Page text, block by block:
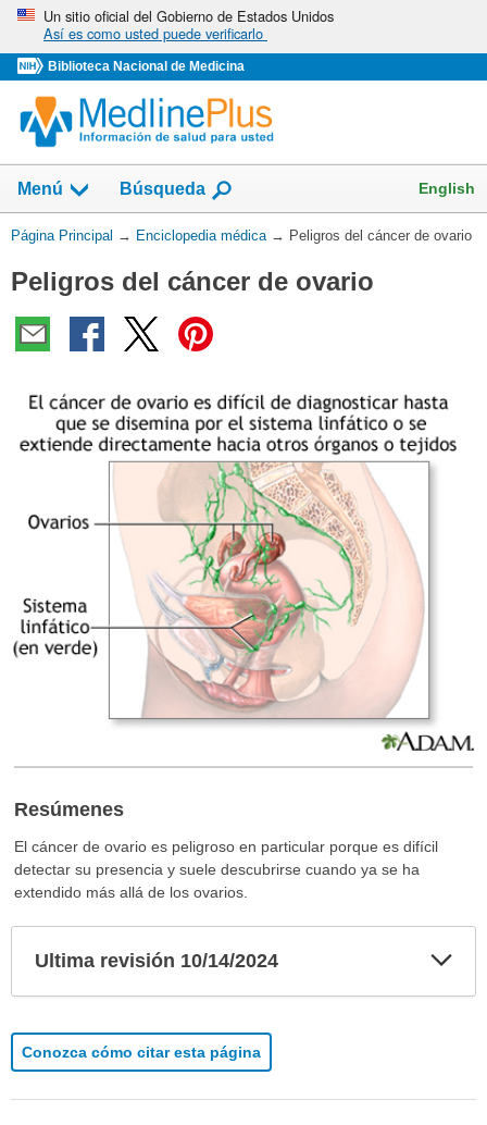
Omita
vaya
al
Contenido
Un sitio oficial del Gobierno de Estados Unidos
Así es como usted puede verificarlo
Biblioteca Nacional de Medicina
Menú Búsqueda English
Usted
aquí:
Página Principal → Enciclopedia médica → Peligros del cáncer de ovario
Peligros del cáncer de ovario
Resúmenes
El cáncer de ovario es peligroso en particular porque es difícil
detectar su presencia y suele descubrirse cuando ya se ha
extendido más allá de los ovarios.
Ultima revisión 10/14/2024
Conozca cómo citar esta página